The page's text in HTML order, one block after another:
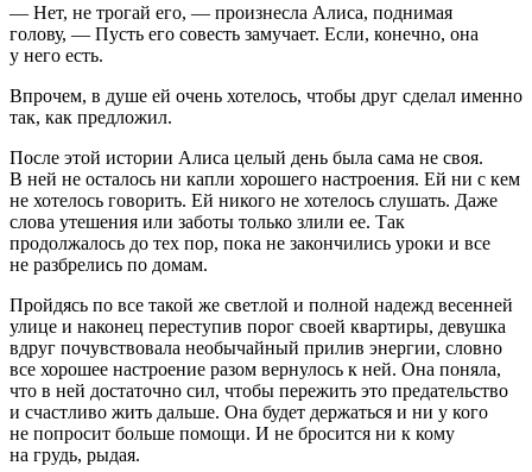
— Нет, не трогай его, — произнесла Алиса, поднимая
голову, — Пусть его совесть замучает. Если, конечно, она
у него есть.
Впрочем, в душе ей очень хотелось, чтобы друг сделал именно
так, как предложил.
После этой истории Алиса целый день была сама не своя.
В ней не осталось ни капли хорошего настроения. Ей ни с кем
не хотелось говорить. Ей никого не хотелось слушать. Даже
слова утешения или заботы только злили ее. Так
продолжалось до тех пор, пока не закончились уроки и все
не разбрелись по домам.
Пройдясь по все такой же светлой и полной надежд весенней
улице и наконец переступив порог своей квартиры, девушка
вдруг почувствовала необычайный прилив энергии, словно
все хорошее настроение разом вернулось к ней. Она поняла,
что в ней достаточно сил, чтобы пережить это предательство
и счастливо жить дальше. Она будет держаться и ни у кого
не попросит больше помощи. И не бросится ни к кому
на грудь, рыдая.